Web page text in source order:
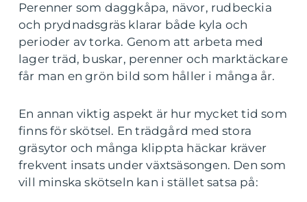
Perenner som daggkåpa, nävor, rudbeckia
och prydnadsgräs klarar både kyla och
perioder av torka. Genom att arbeta med
lager träd, buskar, perenner och marktäckare
får man en grön bild som håller i många år.
En annan viktig aspekt är hur mycket tid som
finns för skötsel. En trädgård med stora
gräsytor och många klippta häckar kräver
frekvent insats under växtsäsongen. Den som
vill minska skötseln kan i stället satsa på: